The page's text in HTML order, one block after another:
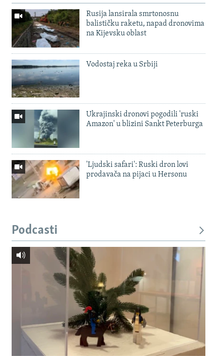
Rusija lansirala smrtonosnu
balističku raketu, napad dronovima
na Kijevsku oblast
Vodostaj reka u Srbiji
Ukrajinski dronovi pogodili 'ruski
Amazon' u blizini Sankt Peterburga
'Ljudski safari': Ruski dron lovi
prodavača na pijaci u Hersonu
Podcasti